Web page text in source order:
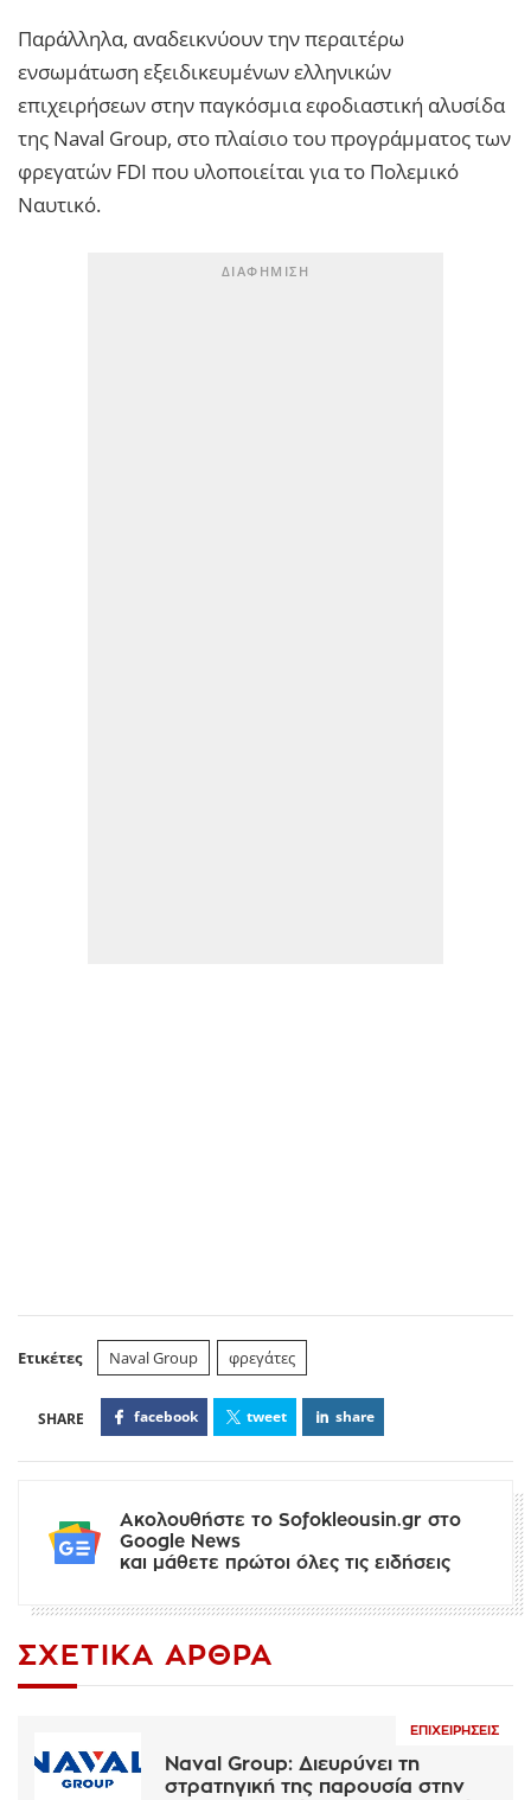
Παράλληλα, αναδεικνύουν την περαιτέρω
ενσωμάτωση εξειδικευμένων ελληνικών
επιχειρήσεων στην παγκόσμια εφοδιαστική αλυσίδα
της Naval Group, στο πλαίσιο του προγράμματος των
φρεγατών FDI που υλοποιείται για το Πολεμικό
Ναυτικό.
Ετικέτες Naval Group φρεγάτες
facebook tweet share
Ακολουθήστε το Sofokleousin.gr στο
Google News
και μάθετε πρώτοι όλες τις ειδήσεις
ΣΧΕΤΙΚΆ ΆΡΘΡΑ
ΕΠΙΧΕΙΡΉΣΕΙΣ
Naval Group: Διευρύνει τη
στρατηγική της παρουσία στην